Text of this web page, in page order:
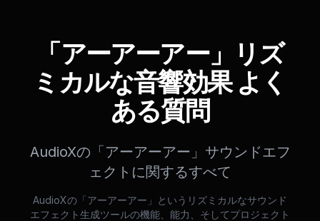
「アーアーアー」リズ
ミカルな音響効果 よく
ある質問
AudioXの「アーアーアー」サウンドエフ
ェクトに関するすべて
AudioXの「アーアーアー」というリズミカルなサウンド
エフェクト生成ツールの機能、能力、そしてプロジェクト